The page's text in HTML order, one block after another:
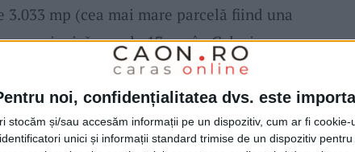
noi, confidențialitatea dvs. este
stocăm și/sau accesăm informații pe un dispozitiv, cum ar fi
unici și informații standard trimise de un dispozitiv
mp (cea mai mare parcelă fiind una
ce mai mică una de 17 mp înColonia
proprietarii unor construcții a două
înstr. Horeași de 6 mp pestr. Făgărașului